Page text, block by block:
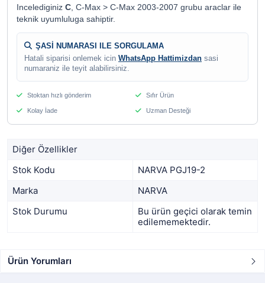
Incelediginiz C, C-Max > C-Max 2003-2007 grubu araclar ile
teknik uyumluluga sahiptir.
ŞASİ NUMARASI ILE SORGULAMA
Hatali siparisi onlemek icin WhatsApp Hattimizdan sasi
numaraniz ile teyit alabilirsiniz.
Stoktan hızlı gönderim Sıfır Ürün
Kolay İade Uzman Desteği
Diğer Özellikler
Stok Kodu
NARVA PGJ19-2
Marka
NARVA
Stok Durumu
Bu ürün geçici olarak temin
edilememektedir.
Ürün Yorumları